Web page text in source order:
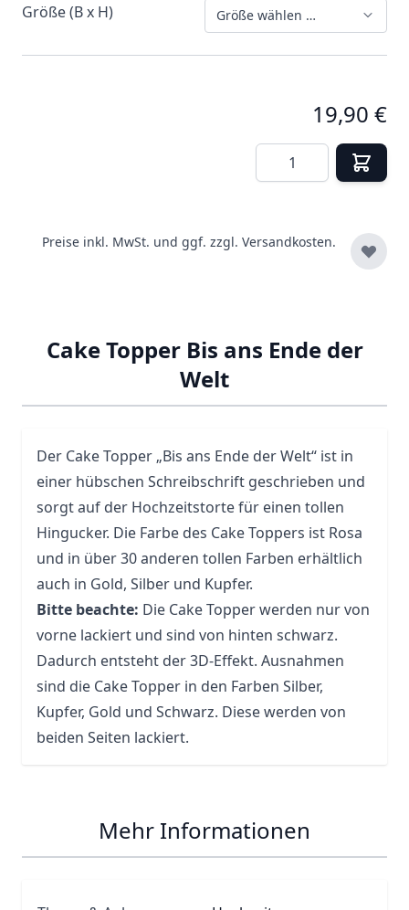
Größe (B x H) Größe wählen …
19,90 €
Menge
Preise inkl. MwSt. und ggf. zzgl. Versandkosten.
Cake Topper Bis ans Ende der
Welt
Der Cake Topper „Bis ans Ende der Welt“ ist in
einer hübschen Schreibschrift geschrieben und
sorgt auf der Hochzeitstorte für einen tollen
Hingucker. Die Farbe des Cake Toppers ist Rosa
und in über 30 anderen tollen Farben erhältlich
auch in Gold, Silber und Kupfer.
Bitte beachte: Die Cake Topper werden nur von
vorne lackiert und sind von hinten schwarz.
Dadurch entsteht der 3D-Effekt. Ausnahmen
sind die Cake Topper in den Farben Silber,
Kupfer, Gold und Schwarz. Diese werden von
beiden Seiten lackiert.
Mehr Informationen